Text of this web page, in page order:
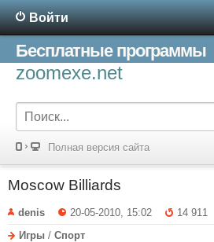
Войти
Бесплатные программы
zoomexe.net
Полная версия сайта
Moscow Billiards
denis 20-05-2010, 15:02
14 911
Игры / Спорт